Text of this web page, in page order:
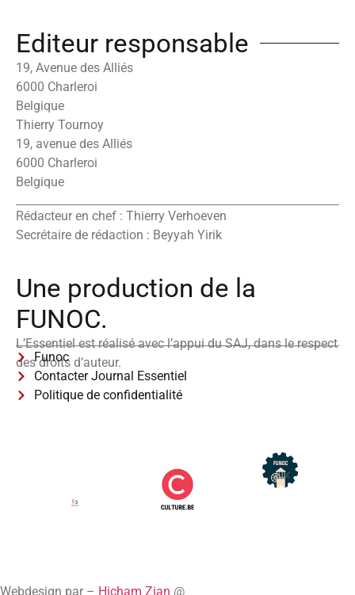
Editeur responsable
19, Avenue des Alliés
6000 Charleroi
Belgique
Thierry Tournoy
19, avenue des Alliés
6000 Charleroi
Belgique
Rédacteur en chef : Thierry Verhoeven
Secrétaire de rédaction : Beyyah Yirik
Une production de la
FUNOC.
L’Essentiel est réalisé avec l’appui du SAJ, dans le respect
des droits d’auteur.
Funoc
Contacter Journal Essentiel
Politique de confidentialité
Webdesign par – Hicham Zian @